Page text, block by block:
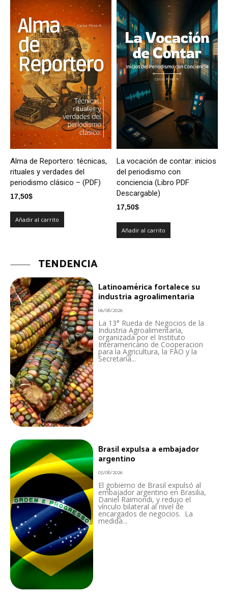
Alma de Reportero: técnicas,
rituales y verdades del
periodismo clásico – (PDF)
17,50$
Añadir al carrito
La vocación de contar: inicios
del periodismo con
conciencia (Libro PDF
Descargable)
17,50$
Añadir al carrito
TENDENCIA
Latinoamérica fortalece su
industria agroalimentaria
06/08/2026
La 13° Rueda de Negocios de la
Industria Agroalimentaria,
organizada por el Instituto
Interamericano de Cooperacion
para la Agricultura, la FAO y la
Secretaría...
Brasil expulsa a embajador
argentino
05/08/2026
El gobierno de Brasil expulsó al
embajador argentino en Brasilia,
Daniel Raimondi, y redujo el
vínculo bilateral al nivel de
encargados de negocios. La
medida...